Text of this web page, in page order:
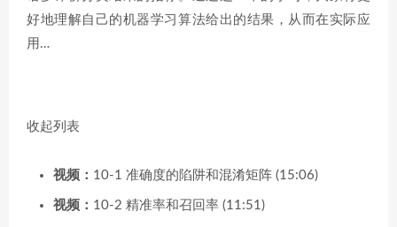
好地理解自己的机器学习算法给出的结果，从而在实际应
用…
收起列表
视频： 10-1 准确度的陷阱和混淆矩阵 (15:06)
视频： 10-2 精准率和召回率 (11:51)